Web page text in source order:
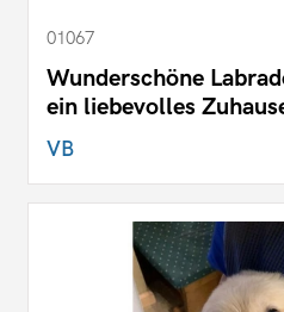
01067
Wunderschöne
ein liebevolles
VB